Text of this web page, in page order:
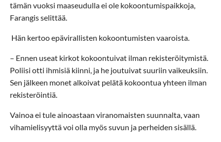
tämän vuoksi maaseudulla ei ole kokoontumispaikkoja,
Farangis selittää.
Hän kertoo epävirallisten kokoontumisten vaaroista.
– Ennen useat kirkot kokoontuivat ilman rekisteröitymistä.
Poliisi otti ihmisiä kiinni, ja he joutuivat suuriin vaikeuksiin.
Sen jälkeen monet alkoivat pelätä kokoontua yhteen ilman
rekisteröintiä.
Vainoa ei tule ainoastaan viranomaisten suunnalta, vaan
vihamielisyyttä voi olla myös suvun ja perheiden sisällä.